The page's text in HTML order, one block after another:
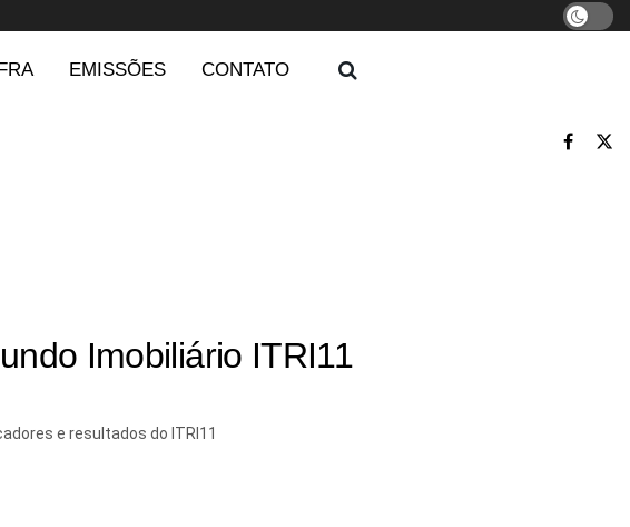
EMISSÕES CONTATO
Imobiliário ITRI11
e resultados do ITRI11